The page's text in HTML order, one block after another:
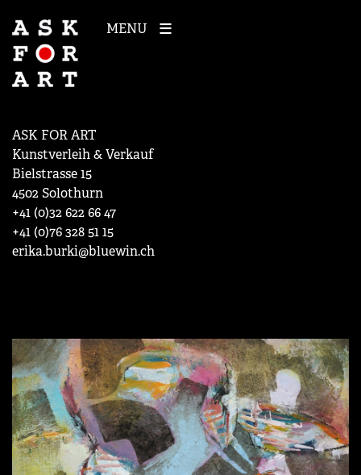
MENU
ASK FOR ART
Kunstverleih & Verkauf
Bielstrasse 15
4502 Solothurn
+41 (0)32 622 66 47
+41 (0)76 328 51 15
erika.burki@bluewin.ch